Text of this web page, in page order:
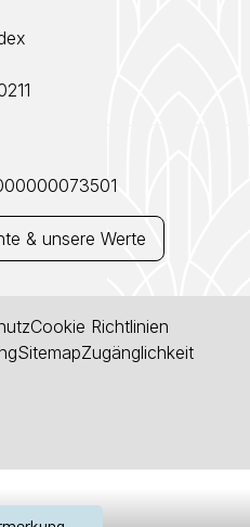
& unsere Werte
Cookie Richtlinien
SitemapZugänglichkeit